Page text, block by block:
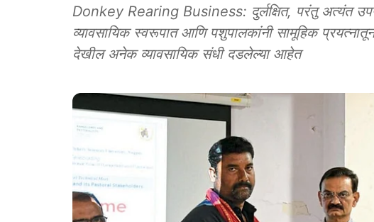
Donkey Rearing Business: दुर्लक्षित, परंतु अत्यंत
व्यावसायिक स्वरूपात आणि पशुपालकांनी सामूहिक
देखील अनेक व्यावसायिक संधी दडलेल्या आहेत